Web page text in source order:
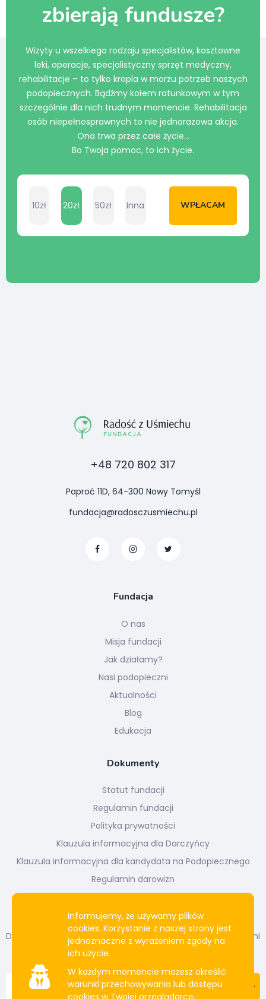
zbierają fundusze?
Wizyty u wszelkiego rodzaju specjalistów, kosztowne
leki, operacje, specjalistyczny sprzęt medyczny,
rehabilitacje – to tylko kropla w morzu potrzeb naszych
podopiecznych. Bądźmy kołem ratunkowym w tym
szczególnie dla nich trudnym momencie. Rehabilitacja
osób niepełnosprawnych to nie jednorazowa akcja.
Ona trwa przez całe życie…
Bo Twoja pomoc, to ich życie.
10zł 20zł 50zł Inna WPŁACAM
+48 720 802 317
Paproć 11D, 64-300 Nowy Tomyśl
fundacja@radosczusmiechu.pl
Fundacja
O nas
Misja fundacji
Jak działamy?
Nasi podopieczni
Aktualności
Blog
Edukacja
Dokumenty
Statut fundacji
Regulamin fundacji
Polityka prywatności
Klauzula informacyjna dla Darczyńcy
Klauzula informacyjna dla kandydata na Podopiecznego
Regulamin darowizn
Newsletter
Dołącz do naszej listy mailingowej. Bądź na bieżąco z naszymi
działaniami i projektami.
Informujemy, że używamy plików
cookies. Korzystanie z naszej strony jest
jednoznaczne z wyrażeniem zgody na
ich użycie.
W każdym momencie możesz określić
warunki przechowywania lub dostępu
cookies w Twojej przeglądarce.